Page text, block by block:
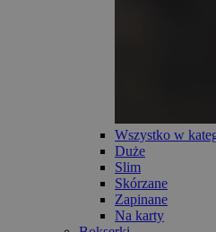
Wszystko w
Duże
Slim
Skórzane
Zapinane
Na karty